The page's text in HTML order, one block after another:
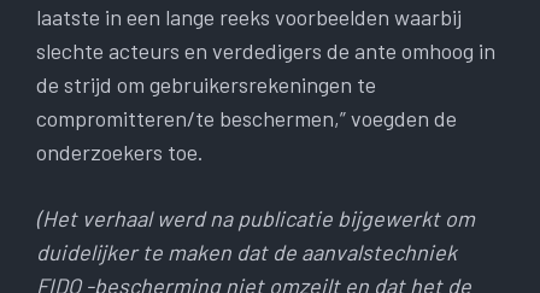
laatste in een lange reeks voorbeelden waarbij
slechte acteurs en verdedigers de ante omhoog in
de strijd om gebruikersrekeningen te
compromitteren/te beschermen,” voegden de
onderzoekers toe.
(Het verhaal werd na publicatie bijgewerkt om
duidelijker te maken dat de aanvalstechniek
FIDO -bescherming niet omzeilt en dat het de